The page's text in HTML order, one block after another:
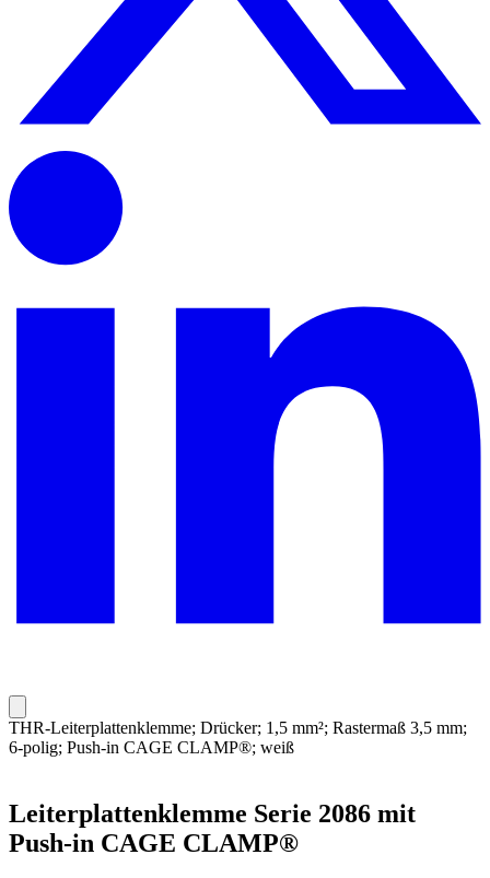
THR-Leiterplattenklemme; Drücker; 1,5 mm²; Rastermaß 3,5 mm;
6-polig; Push-in CAGE CLAMP®; weiß
Leiterplattenklemme Serie 2086 mit
Push-in CAGE CLAMP®